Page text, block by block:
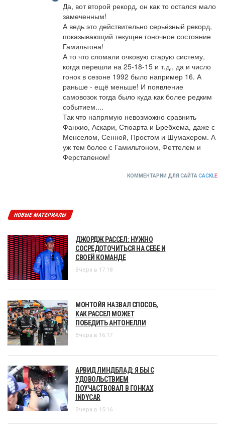
Да, вот второй рекорд, он как то остался мало
замеченным!
А ведь это действительно серьёзный рекорд,
показывающий текущее гоночное состояние
Гамильтона!
А то что сломали очковую старую систему,
когда перешли на 25-18-15 и т.д., да и число
гонок в сезоне 1992 было например 16. А
раньше - ещё меньше! И появление
самовозок тогда было куда как более редким
событием....
Так что напрямую невозможно сравнить
Фанхио, Аскари, Стюарта и Бребхема, даже с
Менселом, Сенной, Простом и Шумахером. А
уж тем более с Гамильтоном, Феттелем и
Ферстапеном!
КОММЕНТАРИИ ДЛЯ САЙТА CACKLE
НОВЫЕ МАТЕРИАЛЫ
ДЖОРДЖ РАССЕЛ: НУЖНО
СОСРЕДОТОЧИТЬСЯ НА СЕБЕ И
СВОЕЙ КОМАНДЕ
Вчера в 17:18
МОНТОЙЯ НАЗВАЛ СПОСОБ,
КАК РАССЕЛ МОЖЕТ
ПОБЕДИТЬ АНТОНЕЛЛИ
Вчера в 16:17
АРВИД ЛИНДБЛАД: Я БЫ С
УДОВОЛЬСТВИЕМ
ПОУЧАСТВОВАЛ В ГОНКАХ
INDYCAR
Вчера в 15:16